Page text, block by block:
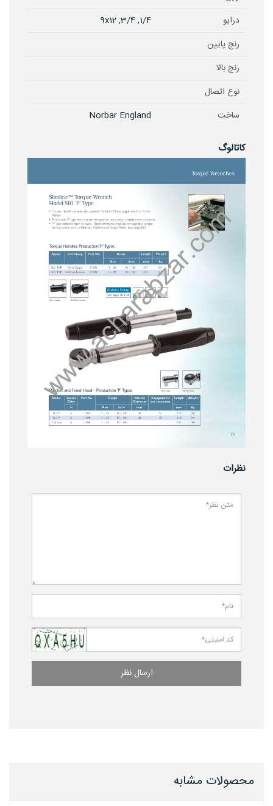
درایو
1/4, 3/4, 9x12
رنج پایین
رنج بالا
نوع اتصال
ساخت
Norbar England
کاتالوگ
نظرات
ارسال نظر
محصولات مشابه